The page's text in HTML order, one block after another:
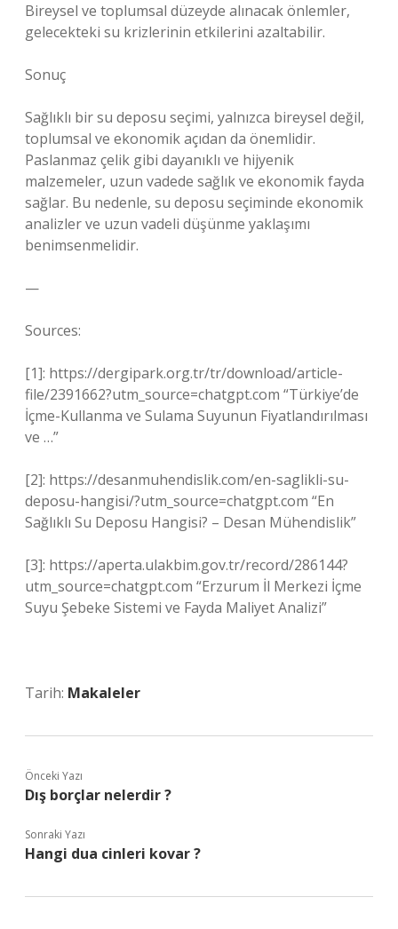
Bireysel ve toplumsal düzeyde alınacak önlemler,
gelecekteki su krizlerinin etkilerini azaltabilir.
Sonuç
Sağlıklı bir su deposu seçimi, yalnızca bireysel değil,
toplumsal ve ekonomik açıdan da önemlidir.
Paslanmaz çelik gibi dayanıklı ve hijyenik
malzemeler, uzun vadede sağlık ve ekonomik fayda
sağlar. Bu nedenle, su deposu seçiminde ekonomik
analizler ve uzun vadeli düşünme yaklaşımı
benimsenmelidir.
—
Sources:
[1]: https://dergipark.org.tr/tr/download/article-
file/2391662?utm_source=chatgpt.com “Türkiye’de
İçme-Kullanma ve Sulama Suyunun Fiyatlandırılması
ve …”
[2]: https://desanmuhendislik.com/en-saglikli-su-
deposu-hangisi/?utm_source=chatgpt.com “En
Sağlıklı Su Deposu Hangisi? – Desan Mühendislik”
[3]: https://aperta.ulakbim.gov.tr/record/286144?
utm_source=chatgpt.com “Erzurum İl Merkezi İçme
Suyu Şebeke Sistemi ve Fayda Maliyet Analizi”
Tarih: Makaleler
Önceki Yazı
Dış borçlar nelerdir ?
Sonraki Yazı
Hangi dua cinleri kovar ?